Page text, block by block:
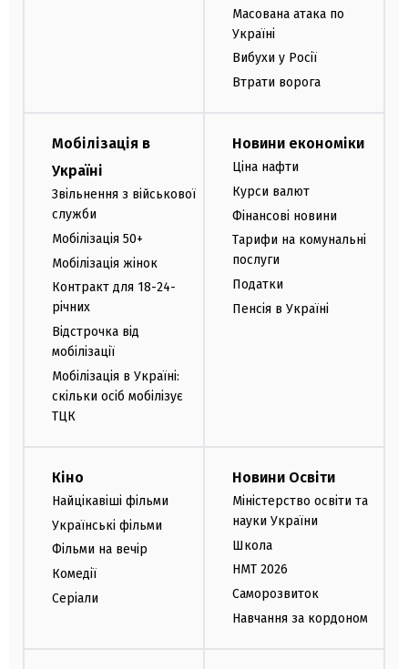
Масована атака по
Україні
Вибухи у Росії
Втрати ворога
Мобілізація в
Україні
Звільнення з військової
служби
Мобілізація 50+
Мобілізація жінок
Контракт для 18-24-
річних
Відстрочка від
мобілізації
Мобілізація в Україні:
скільки осіб мобілізує
ТЦК
Новини економіки
Ціна нафти
Курси валют
Фінансові новини
Тарифи на комунальні
послуги
Податки
Пенсія в Україні
Кіно
Найцікавіші фільми
Українські фільми
Фільми на вечір
Комедії
Серіали
Новини Освіти
Міністерство освіти та
науки України
Школа
НМТ 2026
Саморозвиток
Навчання за кордоном